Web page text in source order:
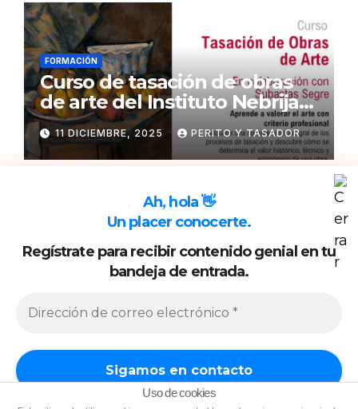
Ah, hola 👋
Un placer conocerte.
Regístrate para recibir contenido genial en tu
bandeja de entrada.
FORMACIÓN
Curso de tasación de obras
de arte del Instituto Nebrija
de Artes y Humanidades
11 DICIEMBRE, 2025 PERITO Y TASADOR
Funciona gracias a WordPress|Tema:NewsupdeThemeansar
Política de cookiesPolítica de Privacidad
Uso de cookies